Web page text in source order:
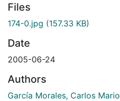
Files
174-0.jpg (157.33 KB)
Date
2005-06-24
Authors
García Morales, Carlos Mario